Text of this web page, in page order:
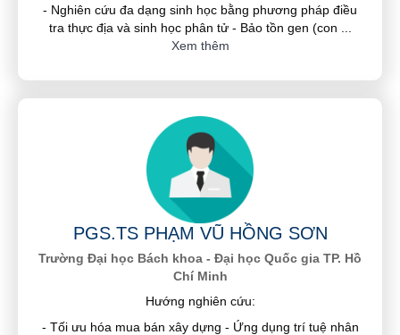
- Nghiên cứu đa dạng sinh học bằng phương pháp điều
tra thực địa và sinh học phân tử - Bảo tồn gen (con
Xem thêm
PGS.TS PHẠM VŨ HỒNG SƠN
Trường Đại học Bách khoa - Đại học Quốc gia TP. Hồ
Chí Minh
Hướng nghiên cứu:
- Tối ưu hóa mua bán xây dựng - Ứng dụng trí tuệ nhân